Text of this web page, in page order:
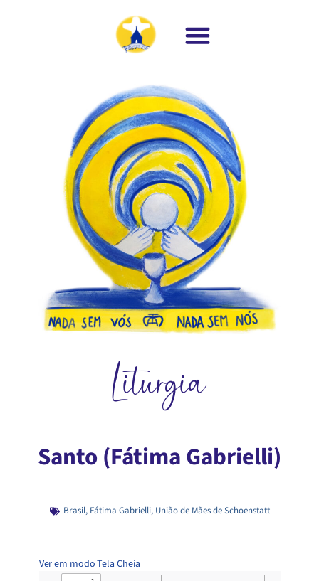
Liturgia
Santo (Fátima Gabrielli)
Brasil, Fátima Gabrielli, União de Mães de Schoenstatt
Ver em modo Tela Cheia